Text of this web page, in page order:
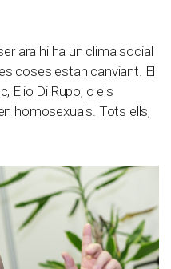
ara hi ha un clima social
coses estan canviant. El
Elio Di Rupo, o els
homosexuals. Tots ells,